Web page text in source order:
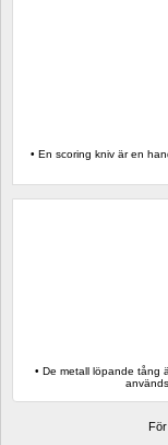
• En scoring kniv är en
• De metall löpande tång